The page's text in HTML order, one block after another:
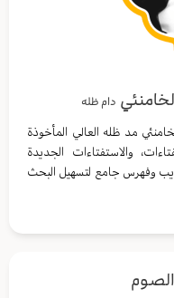
دام ظله
مد ظله العالي المأخوذة
والاستفتاءات الجديدة
وفهرس جامع لتسهيل البحث